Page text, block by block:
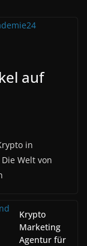
auf
in
Welt von
Krypto
Marketing
Agentur für